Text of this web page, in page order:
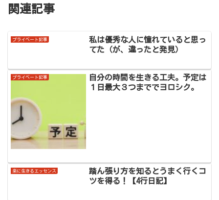
関連記事
プライベート記事
私は優秀な人に憧れていると思っ
てた（が、違ったと発見）
プライベート記事
自分の時間を生きる工夫。予定は
１日最大３つまででヨロシク。
楽に生きるエッセンス
踏ん張り方を知るとうまく行くコ
ツを得る！【4行日記】